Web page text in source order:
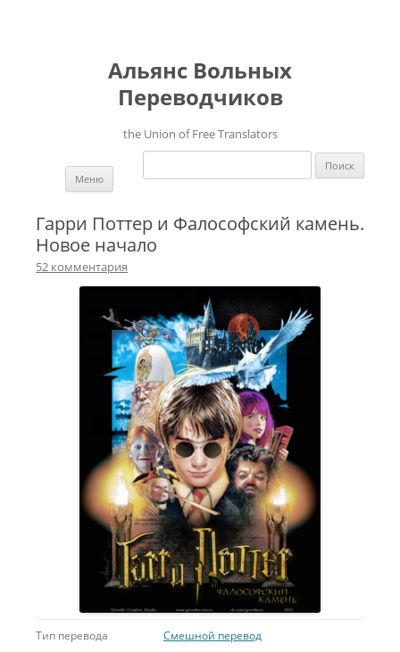
Альянс Вольных
Переводчиков
the Union of Free Translators
Найти:
Меню
Гарри Поттер и Фалософский камень.
Новое начало
52 комментария
Тип перевода Смешной перевод